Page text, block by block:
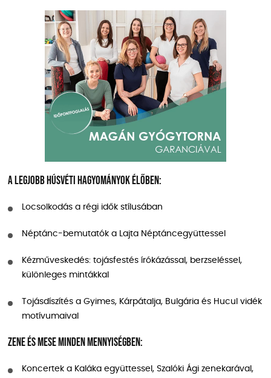
A legjobb húsvéti hagyományok élőben:
Locsolkodás a régi idők stílusában
Néptánc-bemutatók a Lajta Néptáncegyüttessel
Kézműveskedés: tojásfestés írókázással, berzseléssel,
különleges mintákkal
Tojásdíszítés a Gyimes, Kárpátalja, Bulgária és Hucul vidék
motívumaival
Zene és mese minden mennyiségben:
Koncertek a Kaláka együttessel, Szalóki Ági zenekarával,